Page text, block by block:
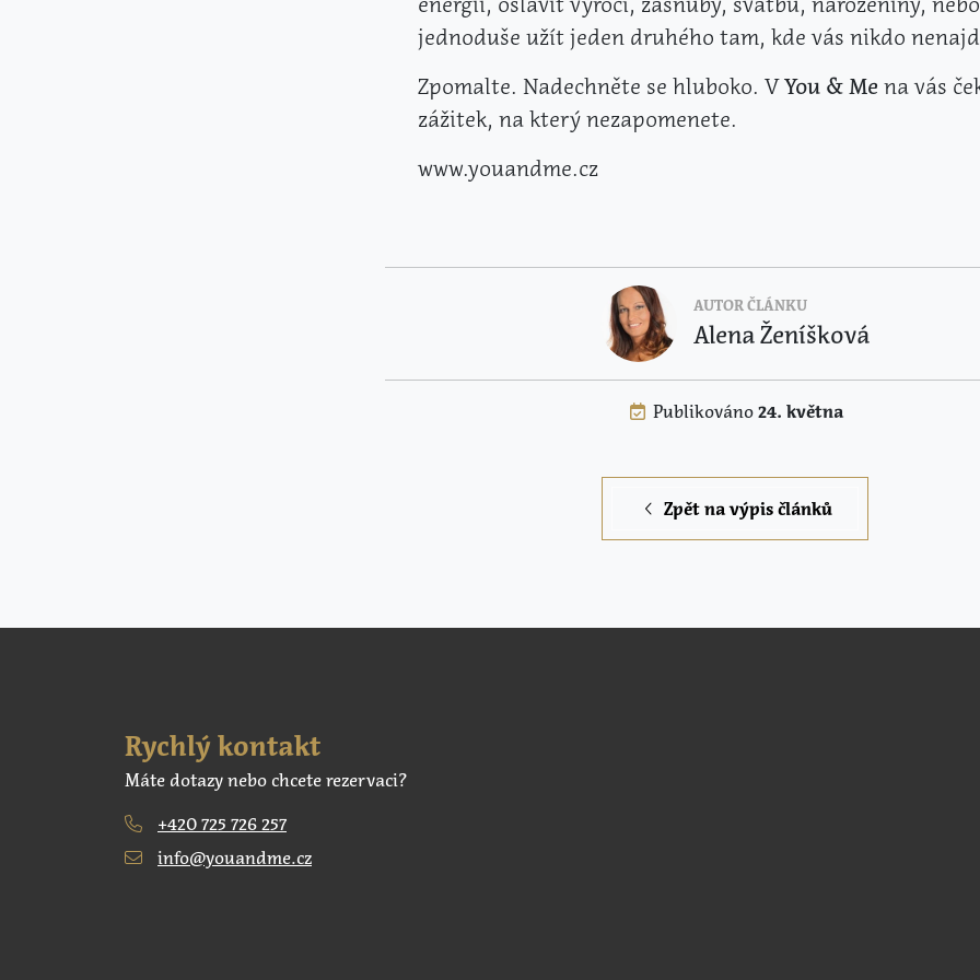
jednoduše užít jeden druhého tam, kde vás nikdo
Zpomalte. Nadechněte se hluboko. VYou & Me na vás
zážitek, na který nezapomenete.
www.youandme.cz
AUTOR ČLÁNKU
Alena Ženíšková
Publikováno 24. května
Zpět na výpis článků
Rychlý kontakt
Máte dotazy nebo chcete rezervaci?
+420 725 726 257
info@youandme.cz